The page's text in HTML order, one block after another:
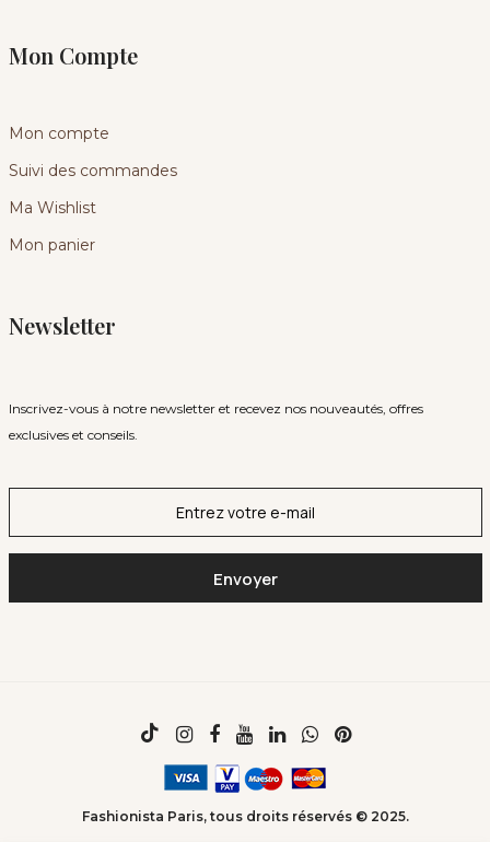
Mon Compte
Mon compte
Suivi des commandes
Ma Wishlist
Mon panier
Newsletter
Inscrivez-vous à notre newsletter et recevez nos nouveautés, offres
exclusives et conseils.
Fashionista Paris, tous droits réservés © 2025.